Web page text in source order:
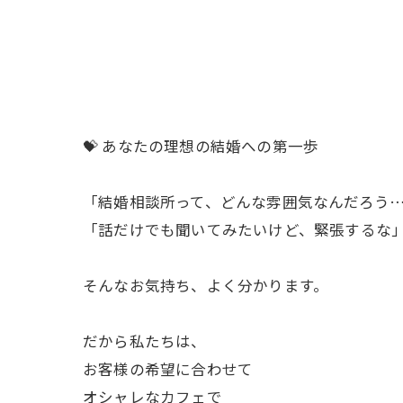
💝 あなたの理想の結婚への第一歩
「結婚相談所って、どんな雰囲気なんだろう
「話だけでも聞いてみたいけど、緊張するな
そんなお気持ち、よく分かります。
だから私たちは、
お客様の希望に合わせて
オシャレなカフェで